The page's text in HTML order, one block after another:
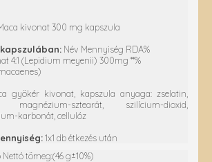
kivonat 300 mg kapszula
Név Mennyiség RDA%
4:1 (Lepidium meyenii) 300mg **%
gyökér kivonat, kapszula anyaga: zselatin,
magnézium-sztearát, szilícium-dioxid,
karbonát, cellulóz
1x1 db étkezés után
Nettó tömeg:(46 g±10%)